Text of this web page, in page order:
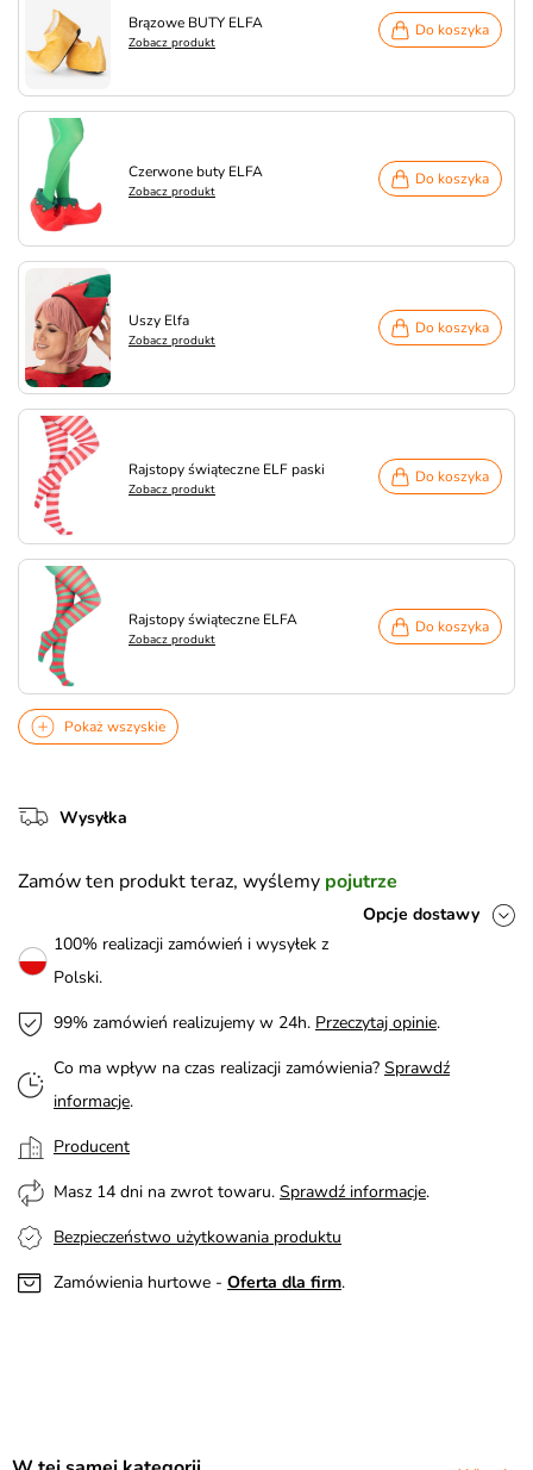
Brązowe BUTY ELFA
Zobacz produkt
Do koszyka
Czerwone buty ELFA
Zobacz produkt
Do koszyka
Uszy Elfa
Zobacz produkt
Do koszyka
Rajstopy świąteczne ELF paski
Zobacz produkt
Do koszyka
Rajstopy świąteczne ELFA
Zobacz produkt
Do koszyka
Pokaż wszyskie
Wysyłka
Zamów ten produkt teraz, wyślemy pojutrze
Opcje dostawy
100% realizacji zamówień i wysyłek z
Polski.
99% zamówień realizujemy w 24h. Przeczytaj opinie.
Co ma wpływ na czas realizacji zamówienia? Sprawdź
informacje.
Producent
Masz 14 dni na zwrot towaru. Sprawdź informacje.
Bezpieczeństwo użytkowania produktu
Zamówienia hurtowe - Oferta dla firm.